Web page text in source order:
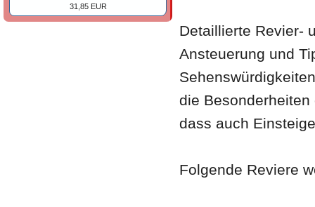
Detaillierte Revier-
Ansteuerung und
die
dass auch
Folgende Reviere
31,85 EUR